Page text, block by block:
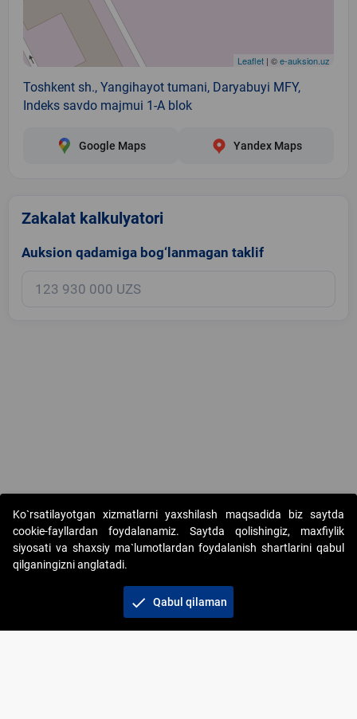
Leaflet | ©e-auksion.uz
Toshkent sh., Yangihayot tumani, Daryabuyi MFY,
Indeks savdo majmui 1-A blok
Google Maps Yandex Maps
Zakalat kalkulyatori
Auksion qadamiga bog‘lanmagan taklif
Copyright © 2017-2026. "Elektron onlayn-auksionlarni tashkil etish"
AJ. Barcha huquqlar himoyalangan
+998 71 202-21-11
Ko`rsatilayotgan xizmatlarni yaxshilash maqsadida biz saytda
cookie-fayllardan foydalanamiz. Saytda qolishingiz, maxfiylik
siyosati va shaxsiy ma`lumotlardan foydalanish shartlarini qabul
qilganingizni anglatadi.
check Qabul qilaman